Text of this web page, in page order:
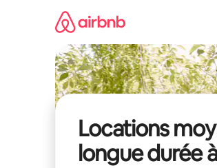
Locations
longue durée